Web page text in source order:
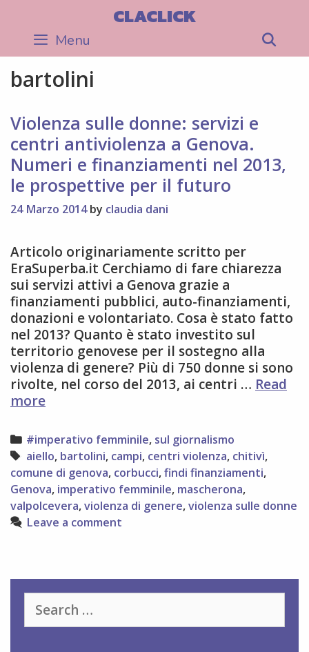
content
CLACLICK
Menu
bartolini
Violenza sulle donne: servizi e
centri antiviolenza a Genova.
Numeri e finanziamenti nel 2013,
le prospettive per il futuro
24 Marzo 2014 by claudia dani
Articolo originariamente scritto per
EraSuperba.it Cerchiamo di fare chiarezza
sui servizi attivi a Genova grazie a
finanziamenti pubblici, auto-finanziamenti,
donazioni e volontariato. Cosa è stato fatto
nel 2013? Quanto è stato investito sul
territorio genovese per il sostegno alla
violenza di genere? Più di 750 donne si sono
rivolte, nel corso del 2013, ai centri … Read
moreViolenza
donne:
servizi
e
centri
antiviolenza
a
Genova.
finanziamenti
nel
2013,
le
Categories
#imperativo femminile, sul giornalismo
Tags
aiello, bartolini, campi, centri violenza, chitivì,
comune di genova, corbucci,findi finanziamenti,
Genova, imperativo femminile, mascherona,
valpolcevera,violenza di genere,violenza sulle donne
Leave a comment
for: